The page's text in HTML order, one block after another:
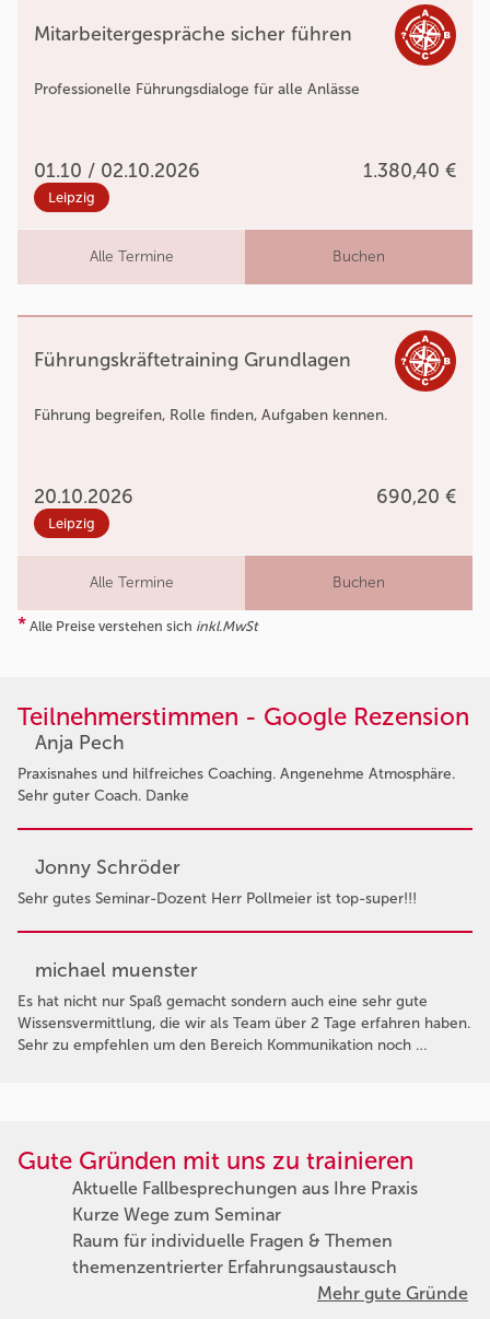
Mitarbeitergespräche sicher führen
Professionelle Führungsdialoge für alle Anlässe
01.10 / 02.10.2026 1.380,40 €
Leipzig
Alle Termine Buchen
Führungskräftetraining Grundlagen
Führung begreifen, Rolle finden, Aufgaben kennen.
20.10.2026 690,20 €
Leipzig
Alle Termine Buchen
* Alle Preise verstehen sich inkl.MwSt
Teilnehmerstimmen - Google Rezension
Anja Pech
Praxisnahes und hilfreiches Coaching. Angenehme Atmosphäre.
Sehr guter Coach. Danke
Jonny Schröder
Sehr gutes Seminar-Dozent Herr Pollmeier ist top-super!!!
michael muenster
Es hat nicht nur Spaß gemacht sondern auch eine sehr gute
Wissensvermittlung, die wir als Team über 2 Tage erfahren haben.
Sehr zu empfehlen um den Bereich Kommunikation noch …
Gute Gründen mit uns zu trainieren
Aktuelle Fallbesprechungen aus Ihre Praxis
Kurze Wege zum Seminar
Raum für individuelle Fragen & Themen
themenzentrierter Erfahrungsaustausch
Mehr gute Gründe